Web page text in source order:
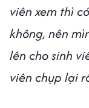
viên xem thì
không, nên
lên cho sinh
viên chụp lại